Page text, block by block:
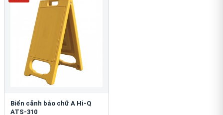
Biển cảnh báo chữ A Hi-Q
ATS-310